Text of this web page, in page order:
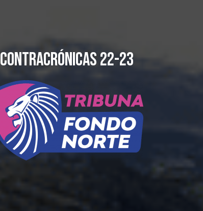
CONTRACRÓNICAS 22-23